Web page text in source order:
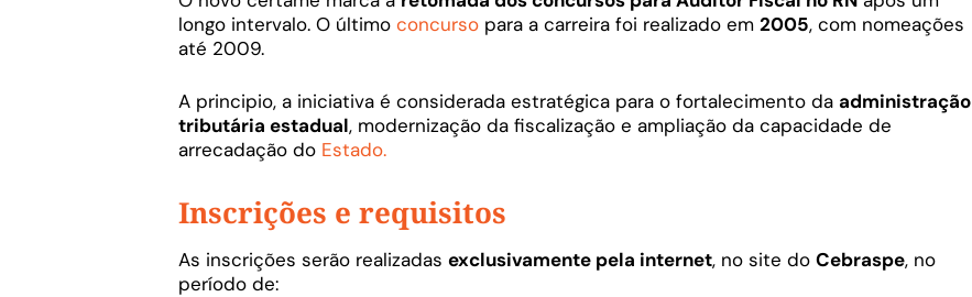
longo intervalo. O último concurso para a carreira foi realizado em 2005, com nomeações
até 2009.
A principio, a iniciativa é considerada estratégica para o fortalecimento da administração
tributária estadual, modernização da fiscalização e ampliação da capacidade de
arrecadação do Estado.
Inscrições e requisitos
As inscrições serão realizadas exclusivamente pela internet, no site do Cebraspe, no
período de: